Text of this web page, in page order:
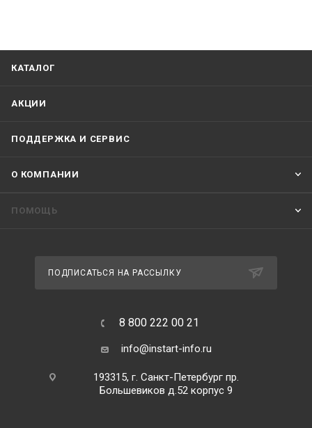
КАТАЛОГ
АКЦИИ
ПОДДЕРЖКА И СЕРВИС
О КОМПАНИИ
ПОМОЩЬ
ПОДПИСАТЬСЯ НА РАССЫЛКУ
8 800 222 00 21
info@instart-info.ru
193315, г. Санкт-Петербург пр.
Большевиков д.52 корпус 9